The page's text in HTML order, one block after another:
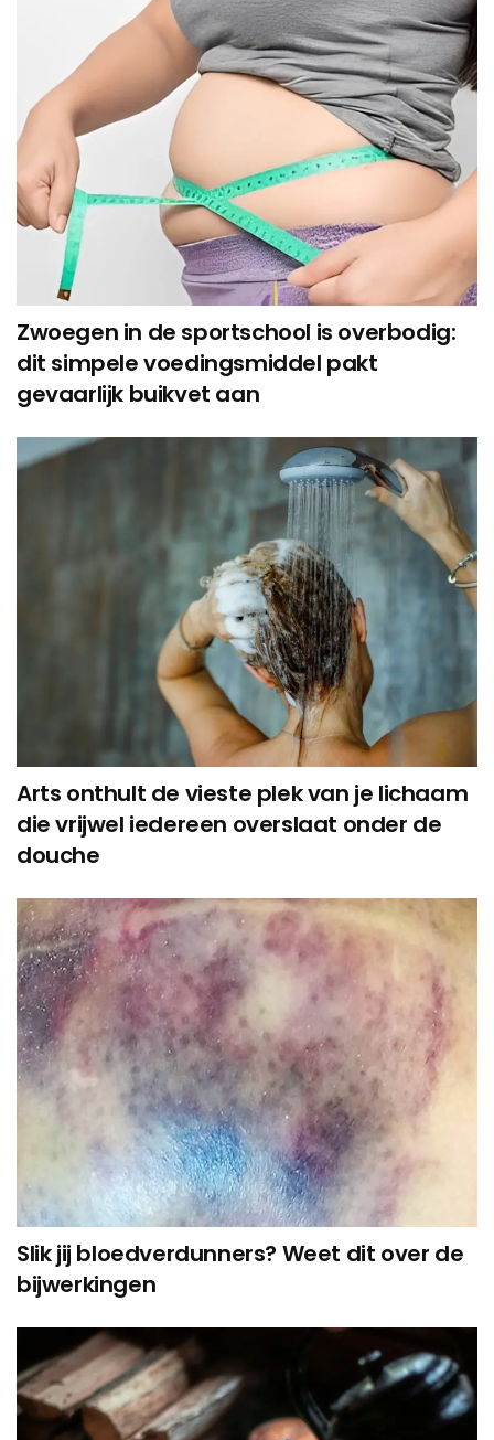
Zwoegen in de sportschool is overbodig:
dit simpele voedingsmiddel pakt
gevaarlijk buikvet aan
Arts onthult de vieste plek van je lichaam
die vrijwel iedereen overslaat onder de
douche
Slik jij bloedverdunners? Weet dit over de
bijwerkingen